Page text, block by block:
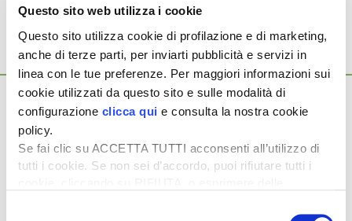
Questo sito web utilizza i cookie
Questo sito utilizza cookie di profilazione e di marketing,
anche di terze parti, per inviarti pubblicità e servizi in
linea con le tue preferenze. Per maggiori informazioni sui
cookie utilizzati da questo sito e sulle modalità di
configurazione clicca qui e consulta la nostra cookie
policy.
Se fai clic su ACCETTA TUTTI acconsenti all’utilizzo di
tutti i cookie. Se non sei d’accordo, puoi rifiutare tutti i
desideri accettare e cliccando ACCETTA SELEZIONATI.
Ti potrebbero interessare anche...
10 Giugno 2026
Pomodoro al Centro-Sud a rischio anarchia
Il potenziale del pomodoro da industria italiano si attesta sui
5,8 milioni di t ma la campagna 2026 viaggia a […]